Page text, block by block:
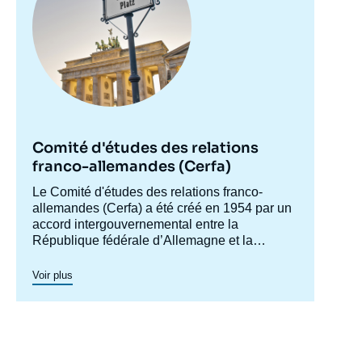
Comité d'études des relations
franco-allemandes (Cerfa)
Accroche
centre
Le Comité d'études des relations franco-
allemandes (Cerfa) a été créé en 1954 par un
accord intergouvernemental entre la
République fédérale d’Allemagne et la
l'Allemagne en France et analyser les
relations franco-allemandes y compris dans
leurs dimensions européennes et
Voir plus